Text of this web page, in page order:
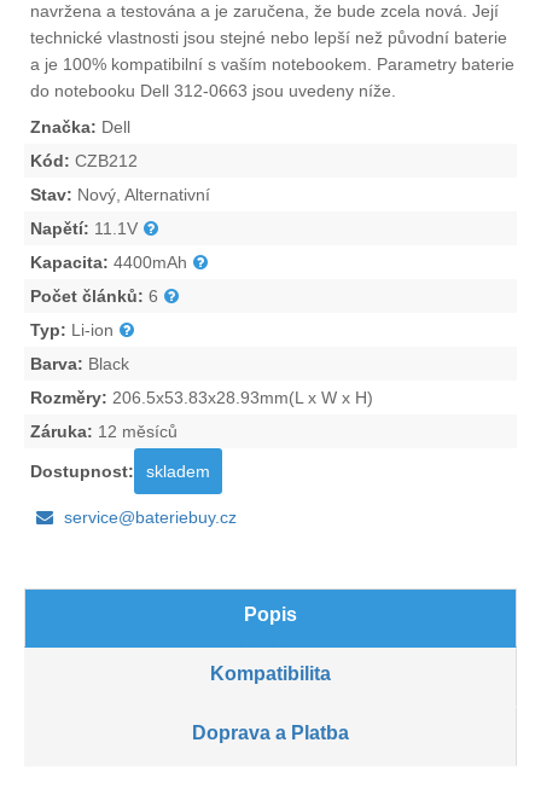
navržena a testována a je zaručena, že bude zcela nová. Její
technické vlastnosti jsou stejné nebo lepší než původní baterie
a je 100% kompatibilní s vaším notebookem. Parametry baterie
do notebooku Dell 312-0663 jsou uvedeny níže.
Značka: Dell
Kód: CZB212
Stav: Nový, Alternativní
Napětí: 11.1V
Kapacita: 4400mAh
Počet článků: 6
Typ: Li-ion
Barva: Black
Rozměry: 206.5x53.83x28.93mm(L x W x H)
Záruka: 12 měsíců
Dostupnost: skladem
service@bateriebuy.cz
Popis
Kompatibilita
Doprava a Platba